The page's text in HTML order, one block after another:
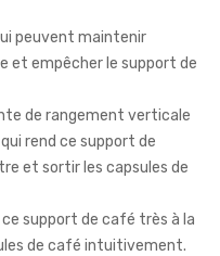
peuvent maintenir
et empêcher le support de
de rangement verticale
rend ce support de
et sortir les capsules de
support de café très à la
de café intuitivement.